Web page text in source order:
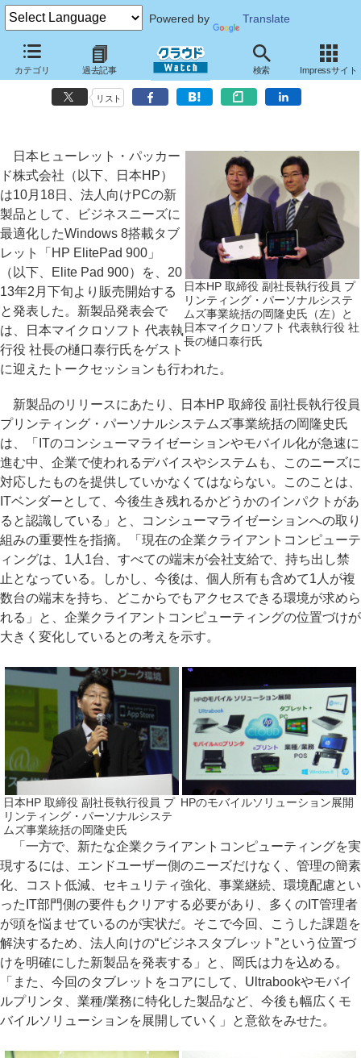
Powered by Translate
カテゴリ 過去記事 検索 Impressサイト
日本HP、ビジネス向けに最適化したWindows 8タブレットを発表
コンパクトな本体に耐久性、セキュリティ、拡張性を装備
リスト
日本HP 取締役 副社長執行役員 プ
リンティング・パーソナルシステ
ムズ事業統括の岡隆史氏（左）と
日本マイクロソフト 代表執行役 社
長の樋口泰行氏
日本ヒューレット・パッカー
ド株式会社（以下、日本HP）
は10月18日、法人向けPCの新
製品として、ビジネスニーズに
最適化したWindows 8搭載タブ
レット「HP ElitePad 900」
（以下、Elite Pad 900）を、20
13年2月下旬より販売開始する
と発表した。新製品発表会で
は、日本マイクロソフト 代表執
行役 社長の樋口泰行氏をゲスト
に迎えたトークセッションも行われた。
新製品のリリースにあたり、日本HP 取締役 副社長執行役員
プリンティング・パーソナルシステムズ事業統括の岡隆史氏
は、「ITのコンシューマライゼーションやモバイル化が急速に
進む中、企業で使われるデバイスやシステムも、このニーズに
対応したものを提供していかなくてはならない。このことは、
ITベンダーとして、今後生き残れるかどうかのインパクトがあ
ると認識している」と、コンシューマライゼーションへの取り
組みの重要性を指摘。「現在の企業クライアントコンピューテ
ィングは、1人1台、すべての端末が会社支給で、持ち出し禁
止となっている。しかし、今後は、個人所有も含めて1人が複
数台の端末を持ち、どこからでもアクセスできる環境が求めら
れる」と、企業クライアントコンピューティングの位置づけが
大きく変化しているとの考えを示す。
日本HP 取締役 副社長執行役員 プ
リンティング・パーソナルシステ
ムズ事業統括の岡隆史氏
HPのモバイルソリューション展開
「一方で、新たな企業クライアントコンピューティングを実
現するには、エンドユーザー側のニーズだけなく、管理の簡素
化、コスト低減、セキュリティ強化、事業継続、環境配慮とい
ったIT部門側の要件もクリアする必要があり、多くのIT管理者
が頭を悩ませているのが実状だ。そこで今回、こうした課題を
解決するため、法人向けの“ビジネスタブレット”という位置づ
けを明確にした新製品を発表する」と、岡氏は力を込める。
「また、今回のタブレットをコアにして、Ultrabookやモバイ
ルプリンタ、業種/業務に特化した製品など、今後も幅広くモ
バイルソリューションを展開していく」と意欲をみせた。